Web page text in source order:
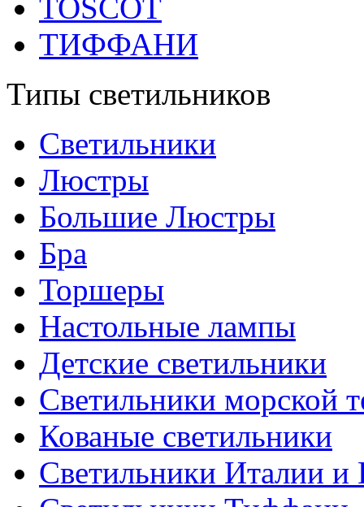
TOSCOT
ТИФФАНИ
Типы светильников
Светильники
Люстры
Большие Люстры
Бра
Торшеры
Настольные лампы
Детские светильники
Светильники морской
Кованые светильники
Светильники Италии и